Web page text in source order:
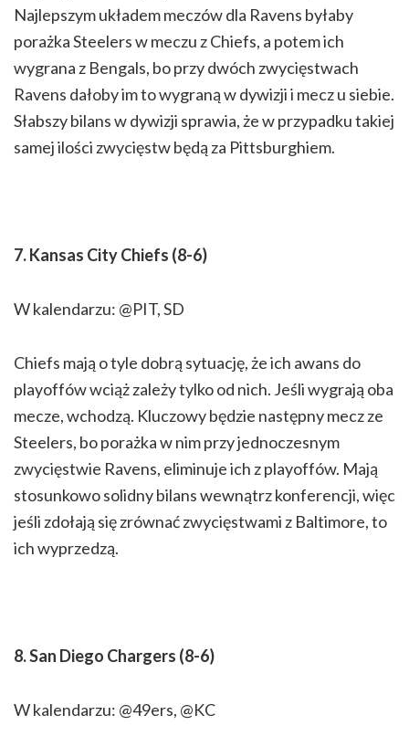
Najlepszym układem meczów dla Ravens byłaby
porażka Steelers w meczu z Chiefs, a potem ich
wygrana z Bengals, bo przy dwóch zwycięstwach
Ravens dałoby im to wygraną w dywizji i mecz u siebie.
Słabszy bilans w dywizji sprawia, że w przypadku takiej
samej ilości zwycięstw będą za Pittsburghiem.
7. Kansas City Chiefs (8-6)
W kalendarzu: @PIT, SD
Chiefs mają o tyle dobrą sytuację, że ich awans do
playoffów wciąż zależy tylko od nich. Jeśli wygrają oba
mecze, wchodzą. Kluczowy będzie następny mecz ze
Steelers, bo porażka w nim przy jednoczesnym
zwycięstwie Ravens, eliminuje ich z playoffów. Mają
stosunkowo solidny bilans wewnątrz konferencji, więc
jeśli zdołają się zrównać zwycięstwami z Baltimore, to
ich wyprzedzą.
8. San Diego Chargers (8-6)
W kalendarzu: @49ers, @KC